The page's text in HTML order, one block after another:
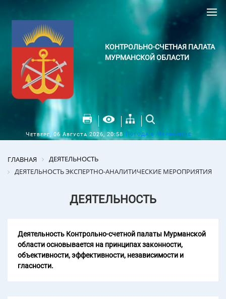
КОНТРОЛЬНО-СЧЕТНАЯ ПАЛАТА
МУРМАНСКОЙ ОБЛАСТИ
Четверг, 06 Августа 2026, 20:58 Погода в Мурманске
ГЛАВНАЯ
ДЕЯТЕЛЬНОСТЬ
ДЕЯТЕЛЬНОСТЬ ЭКСПЕРТНО-АНАЛИТИЧЕСКИЕ МЕРОПРИЯТИЯ
ДЕЯТЕЛЬНОСТЬ
Деятельность Контрольно-счетной палаты Мурманской
области основывается на принципах законности,
объективности, эффективности, независимости и
гласности.